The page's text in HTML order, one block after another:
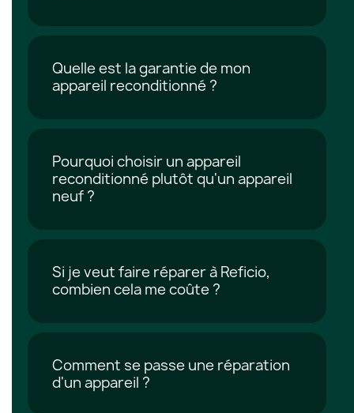
Quelle est la garantie de mon
appareil reconditionné ?
Pourquoi choisir un appareil
reconditionné plutôt qu'un appareil
neuf ?
Si je veut faire réparer à Reficio,
combien cela me coûte ?
Comment se passe une réparation
d'un appareil ?